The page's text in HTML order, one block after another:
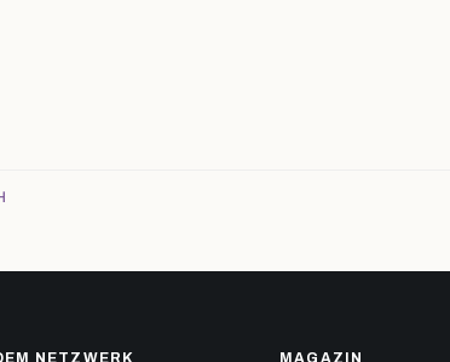
NETZWERK MAGAZIN